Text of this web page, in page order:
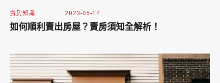
賣房知識 2023-05-14
如何順利賣出房屋？賣房須知全解析！